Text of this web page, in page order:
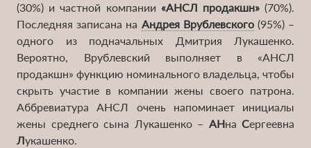
(30%) и частной компании «АНСЛ продакшн»(70%).
Последняя записана на Андрея Врублевского (95%) –
одного из подначальных Дмитрия Лукашенко.
Вероятно, Врублевский выполняет в «АНСЛ
продакшн» функцию номинального владельца, чтобы
скрыть участие в компании жены своего патрона.
Аббревиатура АНСЛ очень напоминает инициалы
жены среднего сына Лукашенко – АНна Сергеевна
Лукашенко.
Врублевский
был
директором
Клуба
тенниса,
которым
владеет
Президентский